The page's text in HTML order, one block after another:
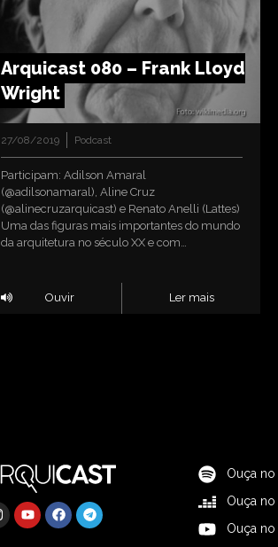
Arquicast 080 – Frank Lloyd
Wright
27/08/2019 Podcast
Participam: Adilson Amaral
(@adilsonamaral), Aline Cruz
(@alinecruzarquicast) e Renato Anelli (Lattes)
Uma das figuras mais importantes do mundo
da arquitetura no século XX e com…
Ouvir Ler mais
Ouça no
Ouça no
Ouça no